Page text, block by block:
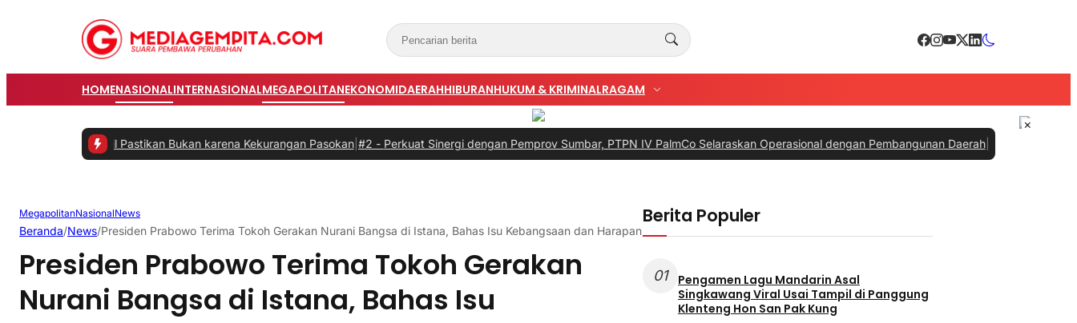
HOMENASIONALINTERNASIONALMEGAPOLITANEKONOMIDAERAHHIBURANHUKUM & KRIMINALRAGAM
Pastikan Bukan karena Kekurangan Pasokan|#2 -Perkuat Sinergi dengan Pemprov Sumbar, PTPN IV PalmCo Selaraskan Operasional dengan Pembangunan Daerah|#3 -PTPN IV PalmCo Sabet
MegapolitanNasionalNews
Beranda/News/Presiden Prabowo Terima Tokoh Gerakan Nurani Bangsa di Istana, Bahas Isu Kebangsaan dan Harapan Indonesia ke Depan
Presiden Prabowo Terima Tokoh Gerakan
Nurani Bangsa di Istana, Bahas Isu
Berita Populer
01
Pengamen Lagu Mandarin Asal
Singkawang Viral Usai Tampil di Panggung
Klenteng Hon San Pak Kung
×